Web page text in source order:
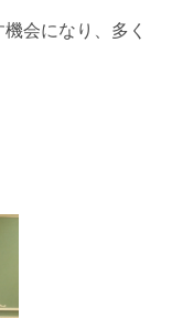
会になり、多く